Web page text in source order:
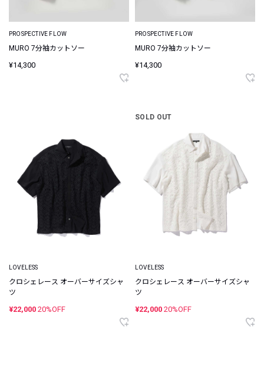
PROSPECTIVE FLOW
MURO 7分袖カットソー
¥14,300
PROSPECTIVE FLOW
MURO 7分袖カットソー
¥14,300
LOVELESS
クロシェレース オーバーサイズシャ
ツ
¥22,000 20%OFF
SOLD OUT
LOVELESS
クロシェレース オーバーサイズシャ
ツ
¥22,000 20%OFF